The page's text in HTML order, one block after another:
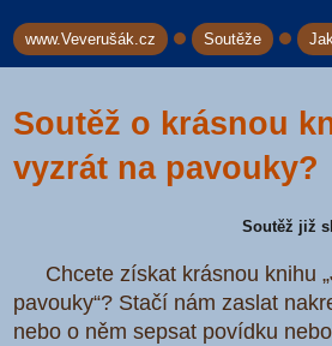
www.Veverušák.cz→ Soutěže→
Soutěž o krásnou
vyzrát na pavouky?
Soutěž již
Chcete získat krásnou knihu
pavouky“? Stačí nám zaslat
nebo o něm sepsat povídku